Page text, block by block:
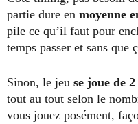
partie dure en moyenne
pile ce qu’il faut pour
temps passer et sans que
Sinon, le jeu se joue de
tout au tout selon le
vous jouez posément,